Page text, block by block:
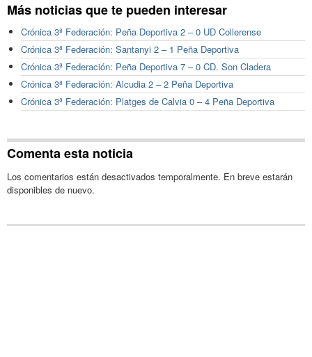
Más noticias que te pueden interesar
Crónica 3ª Federación: Peña Deportiva 2 – 0 UD Collerense
Crónica 3ª Federación: Santanyi 2 – 1 Peña Deportiva
Crónica 3ª Federación: Peña Deportiva 7 – 0 CD. Son Cladera
Crónica 3ª Federación: Alcudia 2 – 2 Peña Deportiva
Crónica 3ª Federación: Platges de Calvia 0 – 4 Peña Deportiva
Comenta esta noticia
Los comentarios están desactivados temporalmente. En breve estarán
disponibles de nuevo.